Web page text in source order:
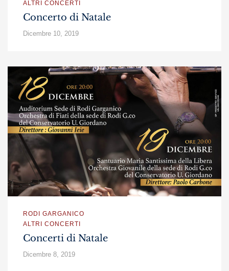
ALTRI CONCERTI
Concerto di Natale
Dicembre 10, 2019
RODI GARGANICO
ALTRI CONCERTI
Concerti di Natale
Dicembre 8, 2019